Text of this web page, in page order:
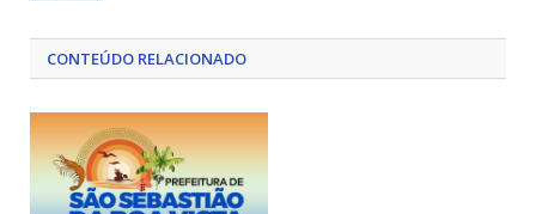
CONTEÚDO RELACIONADO